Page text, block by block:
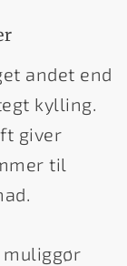
andet end
kylling.
giver
til